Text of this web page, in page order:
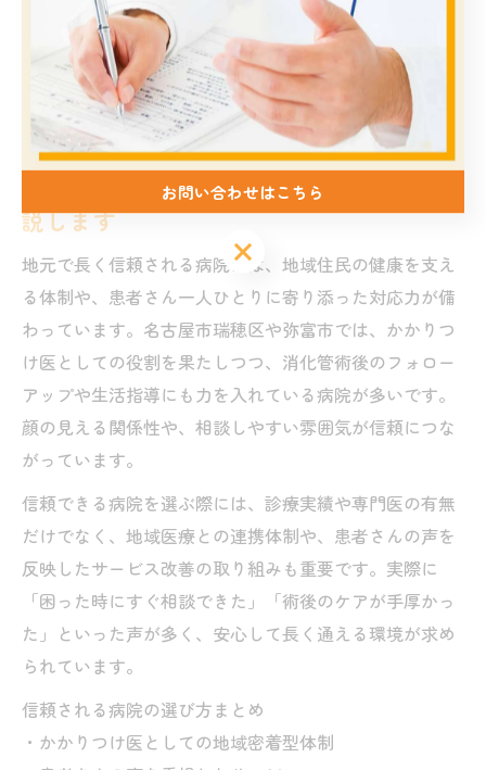
・具体的な診療内容や対応事例を確認
・過度に高評価・低評価のみを信じない
これらを意識して情報収集することで、より納得感のあ
る病院選びが可能です。
地元で信頼される病院の選び方を徹底解
説します
地元で長く信頼される病院には、地域住民の健康を支え
る体制や、患者さん一人ひとりに寄り添った対応力が備
わっています。名古屋市瑞穂区や弥富市では、かかりつ
け医としての役割を果たしつつ、消化管術後のフォロー
アップや生活指導にも力を入れている病院が多いです。
顔の見える関係性や、相談しやすい雰囲気が信頼につな
がっています。
信頼できる病院を選ぶ際には、診療実績や専門医の有無
だけでなく、地域医療との連携体制や、患者さんの声を
反映したサービス改善の取り組みも重要です。実際に
「困った時にすぐ相談できた」「術後のケアが手厚かっ
た」といった声が多く、安心して長く通える環境が求め
られています。
信頼される病院の選び方まとめ
・かかりつけ医としての地域密着型体制
お問い合わせはこちら